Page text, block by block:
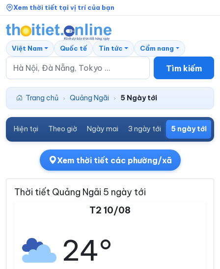
Xem thời tiết tại vị trí của bạn
Tìm kiếm
Việt Nam Quốc tế Tin tức Cẩm nang
Trang chủ › Quảng Ngãi › 5 Ngày tới
Hiện tại Theo giờ Ngày mai 3 ngày tới 5 ngày tới
Xem thời tiết các phường/xã
Thời tiết Quảng Ngãi 5 ngày tới
T2 10/08
24°